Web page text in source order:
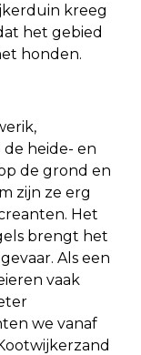
kreeg
het gebied
honden.
heide- en
de grond en
zijn ze erg
Het
brengt het
Als een
vaak
we vanaf